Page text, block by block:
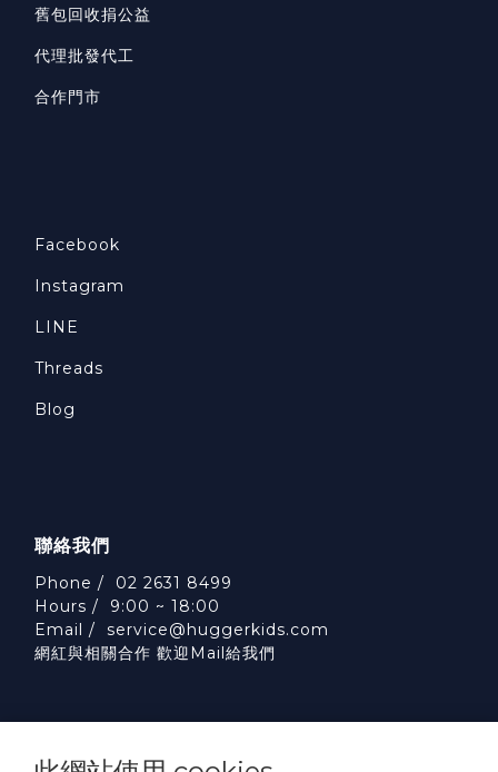
舊包回收捐公益
代理批發代工
合作門市
Facebook
Instagram
LINE
Threads
Blog
聯絡我們
Phone / 02 2631 8499
Hours / 9:00 ~ 18:00
Email / service@huggerkids.com
網紅與相關合作 歡迎Mail給我們